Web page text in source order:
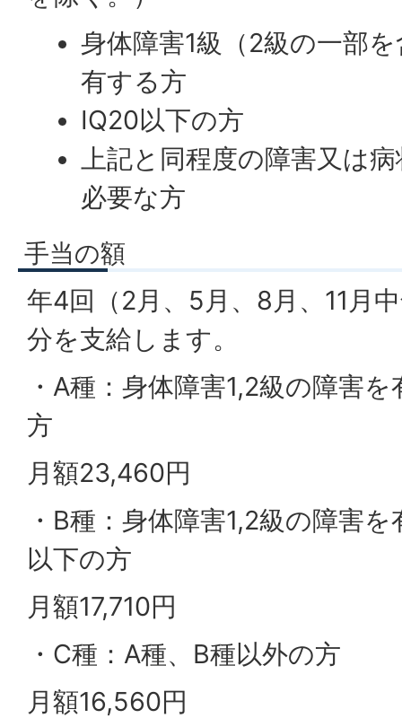
身体障害1級（2級の一部
有する方
IQ20以下の方
上記と同程度の障害又は
必要な方
手当の額
年4回（2月、5月、8月、11月
分を支給します。
・A種：身体障害1,2級の障害
方
月額23,460円
・B種：身体障害1,2級の障害
以下の方
月額17,710円
・C種：A種、B種以外の方
月額16,560円